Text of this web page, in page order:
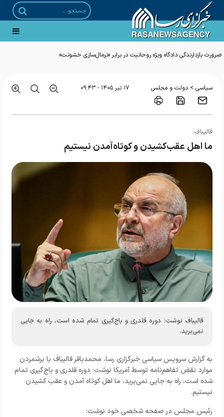
ضرورت بازدارندگی دادگاه ویژه روحانیت در برابر «نرمال‌سازی خشونت»
سیاسی > دولت و مجلس ۱۷ تير ۱۴۰۵ - ۰۹:۴۳
قالیباف:
ما اهل عقب‌کشیدن و کوتاه‌آمدن نیستیم
قالیباف نوشت: دوره قلدری و باج‌گیری تمام شده است، راه به جایی
نمی‌برید.
به گزارش سرویس سیاسی خبرگزاری رسا، محمدباقر قالیباف با برشمردن
موارد نقض تفاهم‌نامه توسط آمریکا نوشت: دوره قلدری و باج‌گیری تمام
شده است، راه به جایی نمی‌برید، ما اهل کوتاه آمدن و عقب کشیدن
نیستیم.
رئیس مجلس در صفحه شخصی خود نوشت: